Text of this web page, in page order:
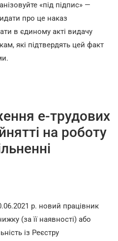
«під підпис» —
про це наказ
в єдиному акті видачу
які підтвердять цей факт
е-трудових
на роботу
р. новий працівник
(за її наявності) або
із Реєстру